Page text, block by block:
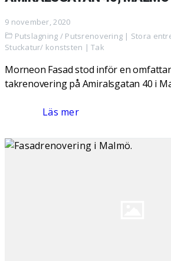
9 november, 2020
Putslagning / Putsrenovering | Stora
Stuckatur/ konststen |Tak
Morneon Fasad stod inför en
takrenovering på Amiralsgatan 40 i
Läs mer